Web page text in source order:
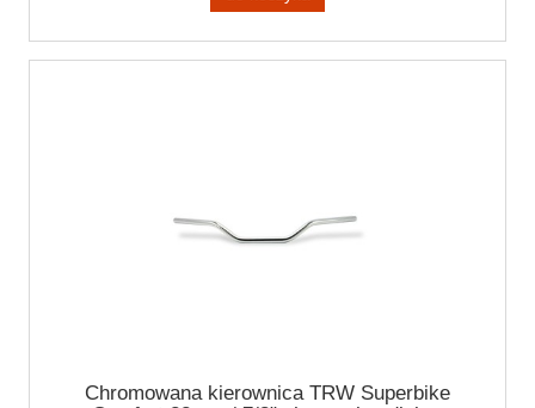
Chromowana kierownica TRW Superbike